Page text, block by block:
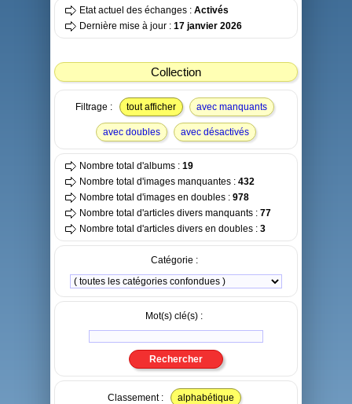
Etat actuel des échanges : Activés
Dernière mise à jour : 17 janvier 2026
Collection
Filtrage : tout afficher avec manquants
avec doubles avec désactivés
Nombre total d'albums : 19
Nombre total d'images manquantes : 432
Nombre total d'images en doubles : 978
Nombre total d'articles divers manquants : 77
Nombre total d'articles divers en doubles : 3
Catégorie :
Mot(s) clé(s) :
Classement : alphabétique